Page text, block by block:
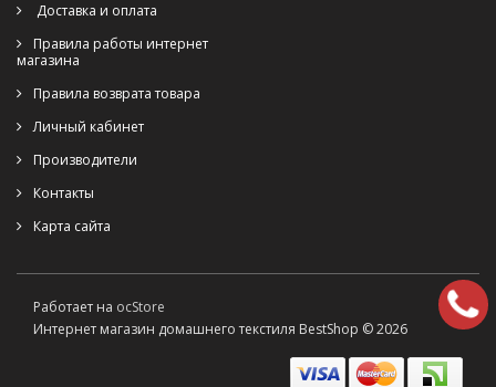
Доставка и оплата
Правила работы интернет
магазина
Правила возврата товара
Личный кабинет
Производители
Контакты
Карта сайта
Работает на ocStore
Интернет магазин домашнего текстиля BestShop © 2026